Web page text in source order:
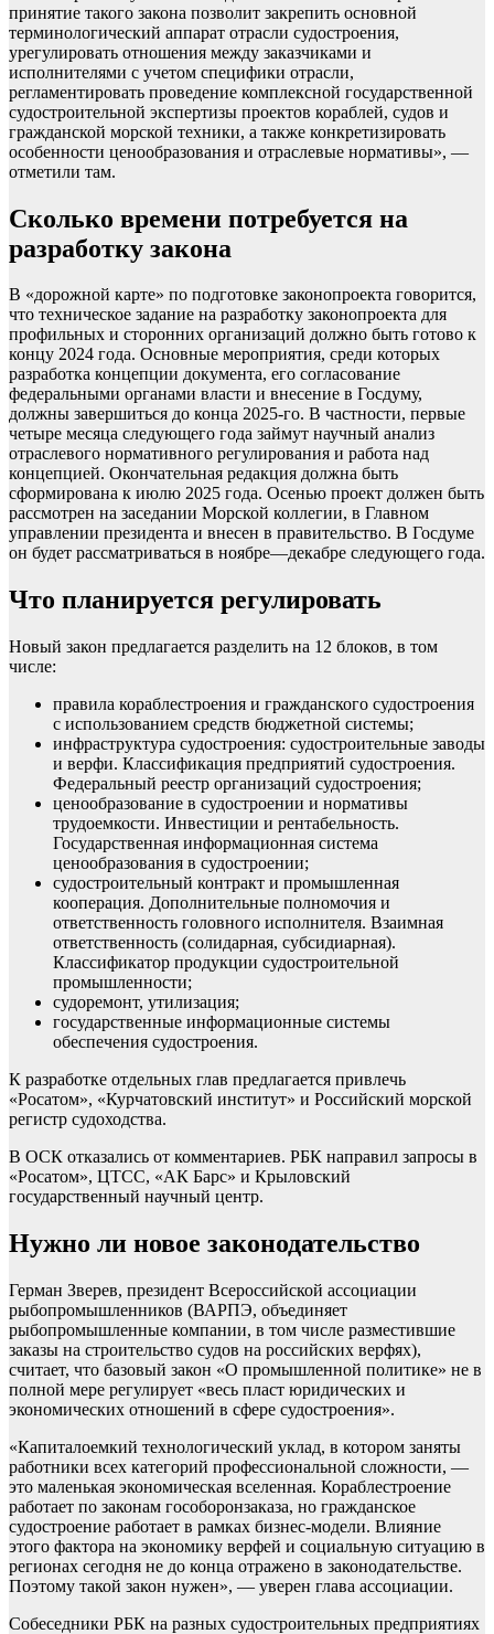
принятие такого закона позволит закрепить основной
терминологический аппарат отрасли судостроения,
урегулировать отношения между заказчиками и
исполнителями с учетом специфики отрасли,
регламентировать проведение комплексной государственной
судостроительной экспертизы проектов кораблей, судов и
гражданской морской техники, а также конкретизировать
особенности ценообразования и отраслевые нормативы», —
отметили там.
Сколько времени потребуется на
разработку закона
В «дорожной карте» по подготовке законопроекта говорится,
что техническое задание на разработку законопроекта для
профильных и сторонних организаций должно быть готово к
концу 2024 года. Основные мероприятия, среди которых
разработка концепции документа, его согласование
федеральными органами власти и внесение в Госдуму,
должны завершиться до конца 2025-го. В частности, первые
четыре месяца следующего года займут научный анализ
отраслевого нормативного регулирования и работа над
концепцией. Окончательная редакция должна быть
сформирована к июлю 2025 года. Осенью проект должен быть
рассмотрен на заседании Морской коллегии, в Главном
управлении президента и внесен в правительство. В Госдуме
он будет рассматриваться в ноябре—декабре следующего года.
Что планируется регулировать
Новый закон предлагается разделить на 12 блоков, в том
числе:
правила кораблестроения и гражданского судостроения
с использованием средств бюджетной системы;
инфраструктура судостроения: судостроительные заводы
и верфи. Классификация предприятий судостроения.
Федеральный реестр организаций судостроения;
ценообразование в судостроении и нормативы
трудоемкости. Инвестиции и рентабельность.
Государственная информационная система
ценообразования в судостроении;
судостроительный контракт и промышленная
кооперация. Дополнительные полномочия и
ответственность головного исполнителя. Взаимная
ответственность (солидарная, субсидиарная).
Классификатор продукции судостроительной
промышленности;
судоремонт, утилизация;
государственные информационные системы
обеспечения судостроения.
К разработке отдельных глав предлагается привлечь
«Росатом», «Курчатовский институт» и Российский морской
регистр судоходства.
В ОСК отказались от комментариев. РБК направил запросы в
«Росатом», ЦТСС, «АК Барс» и Крыловский
государственный научный центр.
Нужно ли новое законодательство
Герман Зверев, президент Всероссийской ассоциации
рыбопромышленников (ВАРПЭ, объединяет
рыбопромышленные компании, в том числе разместившие
заказы на строительство судов на российских верфях),
считает, что базовый закон «О промышленной политике» не в
полной мере регулирует «весь пласт юридических и
экономических отношений в сфере судостроения».
«Капиталоемкий технологический уклад, в котором заняты
работники всех категорий профессиональной сложности, —
это маленькая экономическая вселенная. Кораблестроение
работает по законам гособоронзаказа, но гражданское
судостроение работает в рамках бизнес-модели. Влияние
этого фактора на экономику верфей и социальную ситуацию в
регионах сегодня не до конца отражено в законодательстве.
Поэтому такой закон нужен», — уверен глава ассоциации.
Собеседники РБК на разных судостроительных предприятиях